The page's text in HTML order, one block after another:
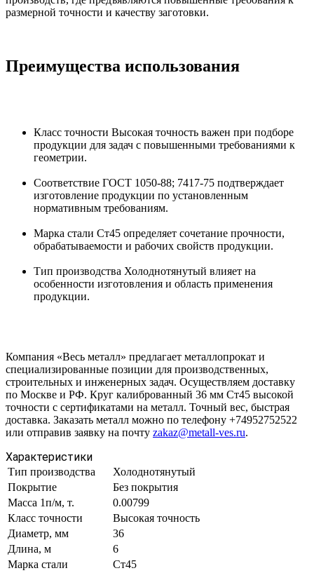
размерной точности и качеству заготовки.
Преимущества использования
Класс точности Высокая точность важен при подборе
продукции для задач с повышенными требованиями к
геометрии.
Соответствие ГОСТ 1050-88; 7417-75 подтверждает
изготовление продукции по установленным
нормативным требованиям.
Марка стали Ст45 определяет сочетание прочности,
обрабатываемости и рабочих свойств продукции.
Тип производства Холоднотянутый влияет на
особенности изготовления и область применения
продукции.
Компания «Весь металл» предлагает металлопрокат и
специализированные позиции для производственных,
строительных и инженерных задач. Осуществляем доставку
по Москве и РФ. Круг калиброванный 36 мм Ст45 высокой
точности с сертификатами на металл. Точный вес, быстрая
доставка. Заказать металл можно по телефону +74952752522
или отправив заявку на почту zakaz@metall-ves.ru.
Характеристики
Тип производства
Холоднотянутый
Покрытие
Без покрытия
Масса 1п/м, т.
0.00799
Класс точности
Высокая точность
Диаметр, мм
36
Длина, м
6
Марка стали
Ст45